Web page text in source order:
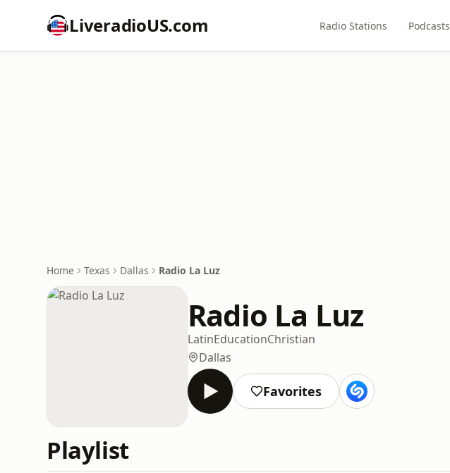
LiveradioUS.com Radio Stations Podcasts
Home Texas Dallas Radio La Luz
Radio La Luz
LatinEducationChristian
Dallas
Favorites
Playlist